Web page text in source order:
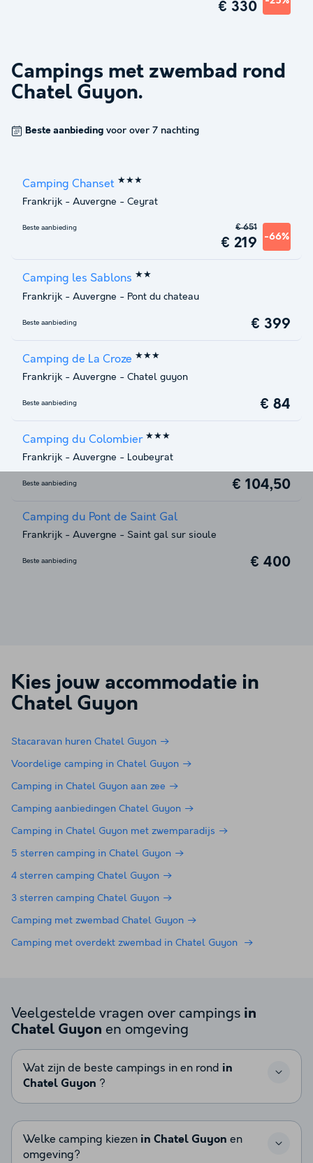
€ 330
Campings met zwembad rond
Chatel Guyon.
Beste aanbieding voor over 7 nachting
Camping Chanset ★★★
Frankrijk - Auvergne - Ceyrat
Beste aanbieding
€ 219 -66%
€ 651
Camping les Sablons ★★
Frankrijk - Auvergne - Pont du chateau
Beste aanbieding € 399
Camping de La Croze ★★★
Frankrijk - Auvergne - Chatel guyon
Beste aanbieding € 84
Camping du Colombier ★★★
Frankrijk - Auvergne - Loubeyrat
Beste aanbieding € 104,50
Camping du Pont de Saint Gal
Frankrijk - Auvergne - Saint gal sur sioule
Beste aanbieding € 400
Kies jouw accommodatie in
Chatel Guyon
Stacaravan huren Chatel Guyon
Voordelige camping in Chatel Guyon
Camping in Chatel Guyon aan zee
Camping aanbiedingen Chatel Guyon
Camping in Chatel Guyon met zwemparadijs
5 sterren camping in Chatel Guyon
4 sterren camping Chatel Guyon
3 sterren camping Chatel Guyon
Camping met zwembad Chatel Guyon
Camping met overdekt zwembad in Chatel Guyon
Veelgestelde vragen over campings in
Chatel Guyon en omgeving
Wat zijn de beste campings in en rond in
Chatel Guyon ?
Welke camping kiezen in Chatel Guyon en
omgeving?